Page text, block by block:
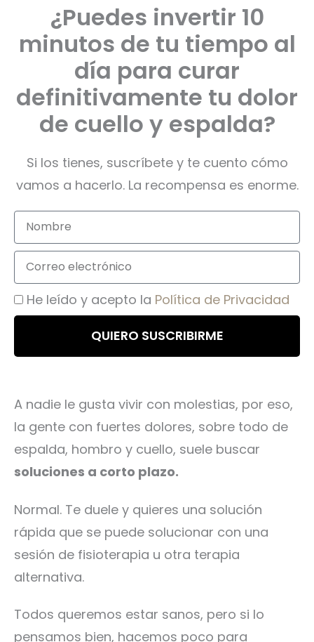
¿Puedes invertir 10
minutos de tu tiempo al
día para curar
definitivamente tu dolor
de cuello y espalda?
Si los tienes, suscríbete y te cuento cómo
vamos a hacerlo. La recompensa es enorme.
N
m
r
e
C
r
r
e
t
r
ó
i
o
A
c
e
a
n
e
He leído y acepto la Política de Privacidad
QUIERO SUSCRIBIRME
A nadie le gusta vivir con molestias, por eso,
la gente con fuertes dolores, sobre todo de
espalda, hombro y cuello, suele buscar
soluciones a corto plazo.
Normal. Te duele y quieres una solución
rápida que se puede solucionar con una
sesión de fisioterapia u otra terapia
alternativa.
Todos queremos estar sanos, pero si lo
pensamos bien, hacemos poco para